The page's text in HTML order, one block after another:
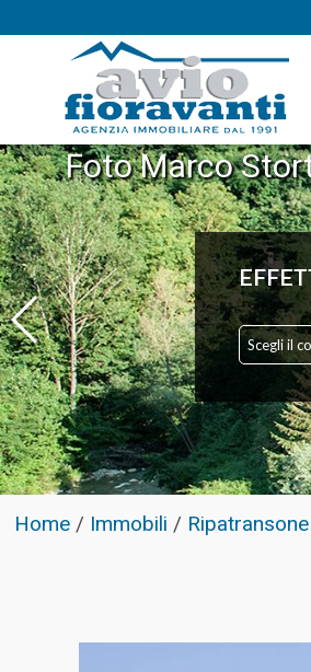
Foto Marco
Scegli il
Home / Immobili / Ripatransone